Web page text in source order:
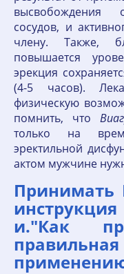
высвобождения
сосудов, и
члену. Также,
повышается
эрекция
(4-5 часов).
физическую
помнить, что
только на
эректильной
актом мужчине
Принимать
и."Как